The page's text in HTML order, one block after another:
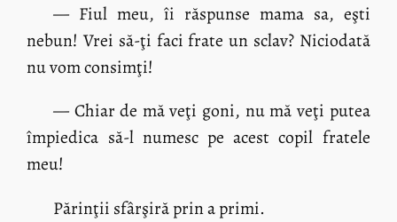
— Fiul meu, îi răspunse mama sa, eşti
nebun! Vrei să-ţi faci frate un sclav? Niciodată
nu vom consimţi!
— Chiar de mă veţi goni, nu mă veţi putea
împiedica să-l numesc pe acest copil fratele
meu!
Părinţii sfârşiră prin a primi.